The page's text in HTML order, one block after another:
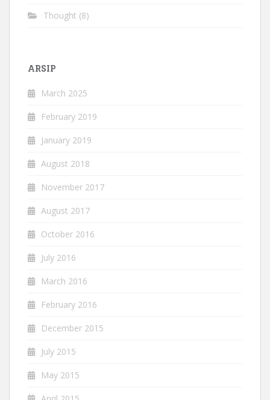
Thought (8)
ARSIP
March 2025
February 2019
January 2019
August 2018
November 2017
August 2017
October 2016
July 2016
March 2016
February 2016
December 2015
July 2015
May 2015